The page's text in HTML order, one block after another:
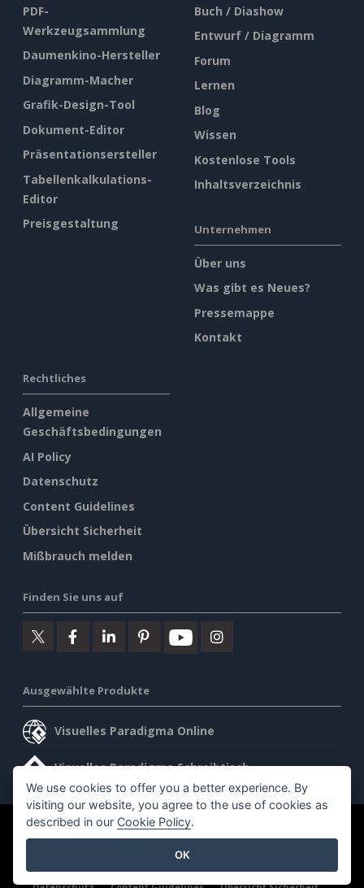
PDF-
Werkzeugsammlung
Daumenkino-Hersteller
Diagramm-Macher
Grafik-Design-Tool
Dokument-Editor
Präsentationsersteller
Tabellenkalkulations-
Editor
Preisgestaltung
Buch / Diashow
Entwurf / Diagramm
Forum
Lernen
Blog
Wissen
Kostenlose Tools
Inhaltsverzeichnis
Unternehmen
Über uns
Was gibt es Neues?
Pressemappe
Kontakt
Rechtliches
Allgemeine
Geschäftsbedingungen
AI Policy
Datenschutz
Content Guidelines
Übersicht Sicherheit
Mißbrauch melden
Finden Sie uns auf
Ausgewählte Produkte
Visuelles Paradigma Online
Visuelles Paradigma Schreibtisch
©2026 by Visual Paradigm. Alle Rechte vorbehalten.
We use cookies to offer you a better experience. By
visiting our website, you agree to the use of cookies as
described in our Cookie Policy.
OK